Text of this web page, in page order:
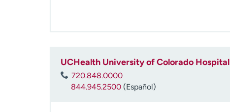
UCHealth University of Colorado Hospital
720.848.0000
844.945.2500 (Español)